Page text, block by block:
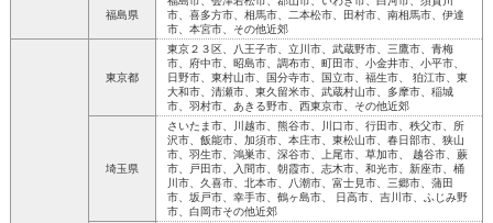
福島県
市、喜多方市、相馬市、二本松市、田村市、南相馬市、伊達
市、本宮市、その他近郊
東京都
東京２３区、八王子市、立川市、武蔵野市、三鷹市、青梅
市、府中市、昭島市、調布市、町田市、小金井市、小平市、
日野市、東村山市、国分寺市、国立市、福生市、 狛江市、東
大和市、清瀬市、東久留米市、武蔵村山市、多摩市、稲城
市、羽村市、あきる野市、西東京市、その他近郊
埼玉県
さいたま市、川越市、熊谷市、川口市、行田市、秩父市、所
沢市、飯能市、加須市、本庄市、東松山市、春日部市、狭山
市、羽生市、鴻巣市、深谷市、上尾市、草加市、 越谷市、蕨
市、戸田市、入間市、朝霞市、志木市、和光市、新座市、桶
川市、久喜市、北本市、八潮市、富士見市、三郷市、蒲田
市、坂戸市、幸手市、鶴ヶ島市、 日高市、吉川市、ふじみ野
市、白岡市その他近郊